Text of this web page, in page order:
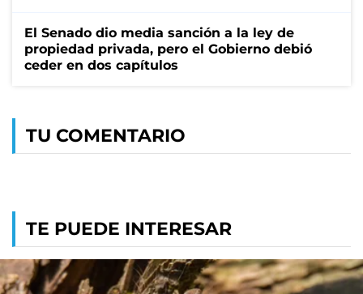
El Senado dio media sanción a la ley de
propiedad privada, pero el Gobierno debió
ceder en dos capítulos
TU COMENTARIO
TE PUEDE INTERESAR